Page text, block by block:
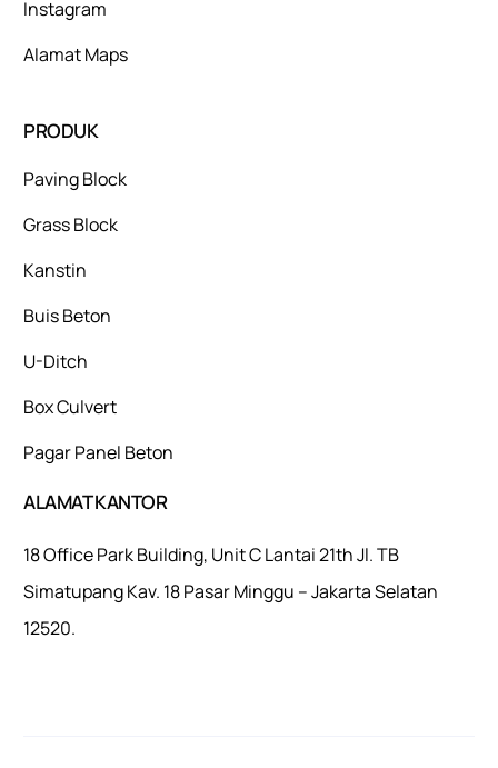
Instagram
Alamat Maps
PRODUK
Paving Block
Grass Block
Kanstin
Buis Beton
U-Ditch
Box Culvert
Pagar Panel Beton
ALAMAT KANTOR
18 Office Park Building, Unit C Lantai 21th Jl. TB
Simatupang Kav. 18 Pasar Minggu – Jakarta Selatan
12520.